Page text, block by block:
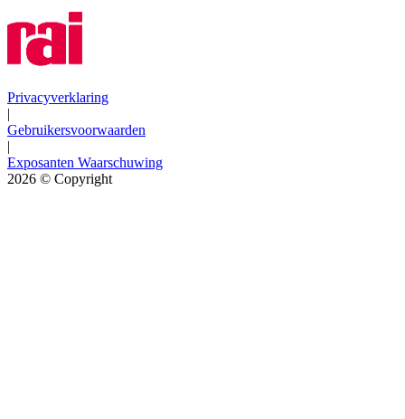
Privacyverklaring
|
Gebruikersvoorwaarden
|
Exposanten Waarschuwing
2026 © Copyright